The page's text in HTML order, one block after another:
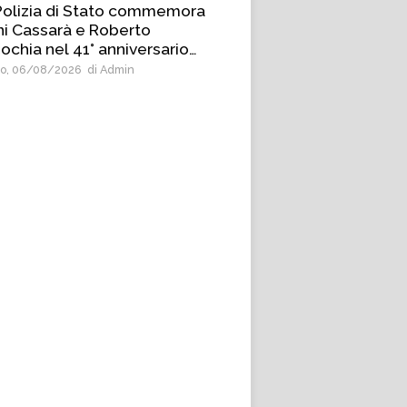
di Stato commemora
Cassarà e Roberto
nel 41° anniversario
loro uccisione
06/08/2026 di Admin